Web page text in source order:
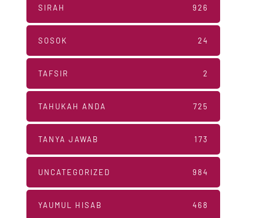
SIRAH 926
SOSOK 24
TAFSIR 2
TAHUKAH ANDA 725
TANYA JAWAB 173
UNCATEGORIZED 984
YAUMUL HISAB 468